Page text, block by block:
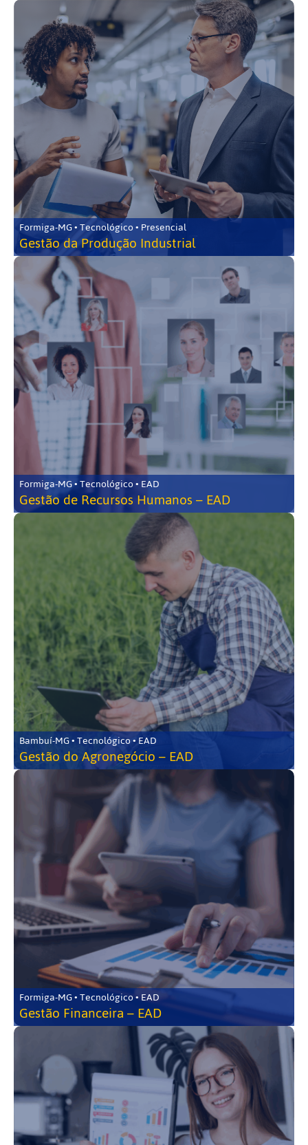
Formiga-MG • Tecnológico • Presencial
Gestão da Produção Industrial
Formiga-MG • Tecnológico • EAD
Gestão de Recursos Humanos – EAD
Bambuí-MG • Tecnológico • EAD
Gestão do Agronegócio – EAD
Formiga-MG • Tecnológico • EAD
Gestão Financeira – EAD